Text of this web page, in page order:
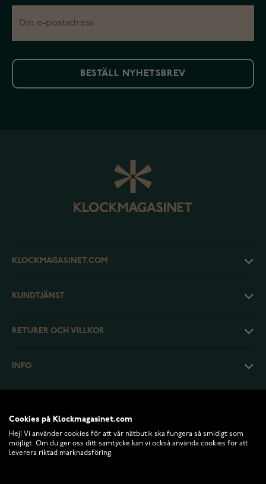
BESTÄLL NYHETSBREV
KLOCKMAGASINET.COM
KUNDTJÄNST
RETURER OCH VILLKOR
INFO
Cookies på Klockmagasinet.com
Hej! Vi använder cookies för att vår nätbutik ska fungera så smidigt som
möjligt. Om du ger oss ditt samtycke kan vi också använda cookies för att
leverera riktad marknadsföring.